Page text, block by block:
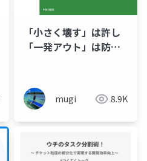
「小さく壊す」は許し
「一発アウト」は防ぐ
べきガードレールを再
考する
mugi 8.9K